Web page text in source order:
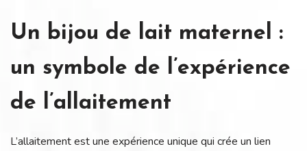
Un bijou de lait maternel :
un symbole de l’expérience
de l’allaitement
L’allaitement est une expérience unique qui crée un lien